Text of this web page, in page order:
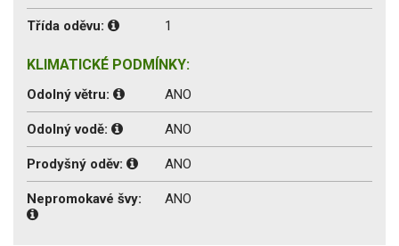
Třída oděvu: 1
KLIMATICKÉ PODMÍNKY:
Odolný větru: ANO
Odolný vodě: ANO
Prodyšný oděv: ANO
Nepromokavé švy: ANO